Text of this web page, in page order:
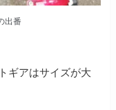
出番
ギアはサイズが大